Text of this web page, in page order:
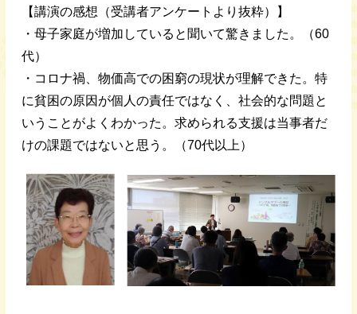
【講演の感想（受講者アンケートより抜粋）】
・母子家庭が増加していると聞いて驚きました。（60
代）
・コロナ禍、物価高での困窮の現状が理解できた。特
に貧困の原因が個人の責任ではなく、社会的な問題と
いうことがよくわかった。求められる支援は当事者だ
けの課題ではないと思う。（70代以上）